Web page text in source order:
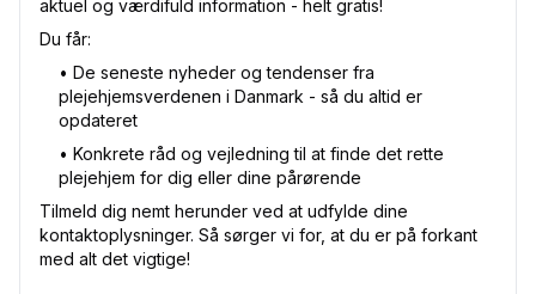
aktuel og værdifuld information - helt gratis!
Du får:
•⁠ De seneste nyheder og tendenser fra
plejehjemsverdenen i Danmark - så du altid er
opdateret
•⁠ Konkrete råd og vejledning til at finde det rette
plejehjem for dig eller dine pårørende
Tilmeld dig nemt herunder ved at udfylde dine
kontaktoplysninger. Så sørger vi for, at du er på forkant
med alt det vigtige!